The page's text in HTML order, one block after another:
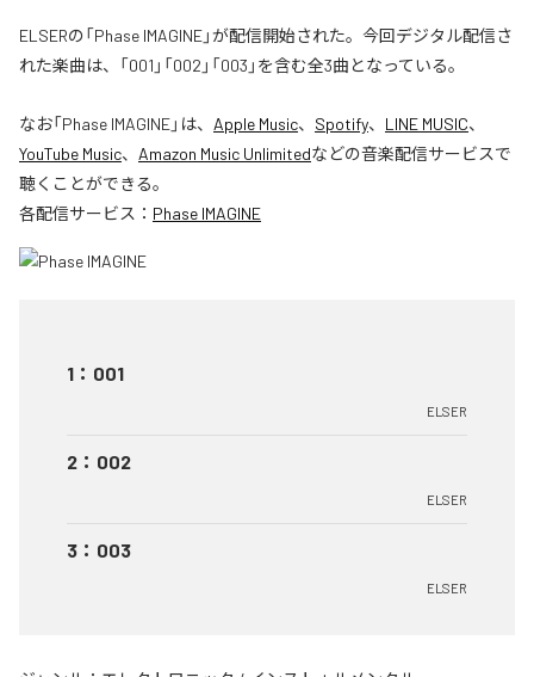
ELSERの「Phase IMAGINE」が配信開始された。今回デジタル配信さ
れた楽曲は、「001」「002」「003」を含む全3曲となっている。
なお「Phase IMAGINE」は、 Apple Music、 Spotify、 LINE MUSIC、
YouTube Music、 Amazon Music Unlimitedなどの音楽配信サービスで
聴くことができる。
各配信サービス： Phase IMAGINE
1 ： 001
ELSER
2 ： 002
ELSER
3 ： 003
ELSER